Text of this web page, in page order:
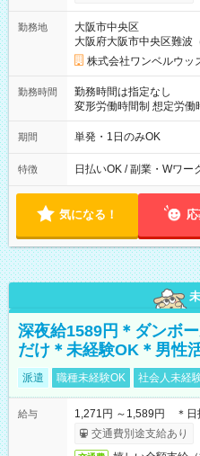
勤務地
大阪市中央区
大阪府大阪市中央区難波
株式会社ワンベルウッ
勤務時間
勤務時間は指定なし
変形労働時間制 想定労働時間160時間/
00～20：00
期間 単発・1日のみOK
特徴 日払いOK / 副業・Wワー
気になる！
深夜給1589円＊ダンボ
だけ＊未経験OK＊男性
派遣 職種未経験OK 社会人未経
給与
1,271円 ～1,589円 ＊日
交通費別途支給あり